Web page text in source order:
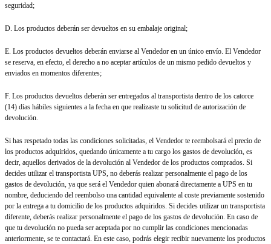
seguridad;
D. Los productos deberán ser devueltos en su embalaje original;
E. Los productos devueltos deberán enviarse al Vendedor en un único envío. El Vendedor
se reserva, en efecto, el derecho a no aceptar artículos de un mismo pedido devueltos y
enviados en momentos diferentes;
F. Los productos devueltos deberán ser entregados al transportista dentro de los catorce
(14) días hábiles siguientes a la fecha en que realizaste tu solicitud de autorización de
devolución.
Si has respetado todas las condiciones solicitadas, el Vendedor te reembolsará el precio de
los productos adquiridos, quedando únicamente a tu cargo los gastos de devolución, es
decir, aquellos derivados de la devolución al Vendedor de los productos comprados. Si
decides utilizar el transportista UPS, no deberás realizar personalmente el pago de los
gastos de devolución, ya que será el Vendedor quien abonará directamente a UPS en tu
nombre, deduciendo del reembolso una cantidad equivalente al coste previamente sostenido
por la entrega a tu domicilio de los productos adquiridos. Si decides utilizar un transportista
diferente, deberás realizar personalmente el pago de los gastos de devolución. En caso de
que tu devolución no pueda ser aceptada por no cumplir las condiciones mencionadas
anteriormente, se te contactará. En este caso, podrás elegir recibir nuevamente los productos